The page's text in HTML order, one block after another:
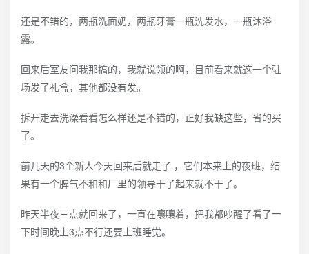
还是不错的，两瓶洗面奶，两瓶牙膏一瓶洗发水，一瓶沐浴
露。
回来后室友问我那搞的，我就说领的啊，目前看来就这一个驻
场发了礼盒，其他都没有发。
拆开走去洗澡看看怎么样还是不错的，正好我缺这些，省的买
了。
前几天的3个新人今天回来后就走了 ，它们本来上的夜班，结
果有一个脾气不和和厂里的领导干了起来就不干了。
昨天半夜三点就回来了，一直在嚷嚷着，把我都吵醒了看了一
下时间晚上3点不行还要上班睡觉。